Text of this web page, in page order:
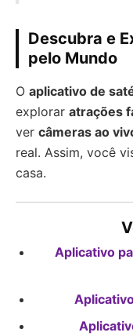
Descubra e
pelo Mundo
O aplicativo de
explorar atrações
ver câmeras ao
real. Assim, você
casa.
Aplicativo